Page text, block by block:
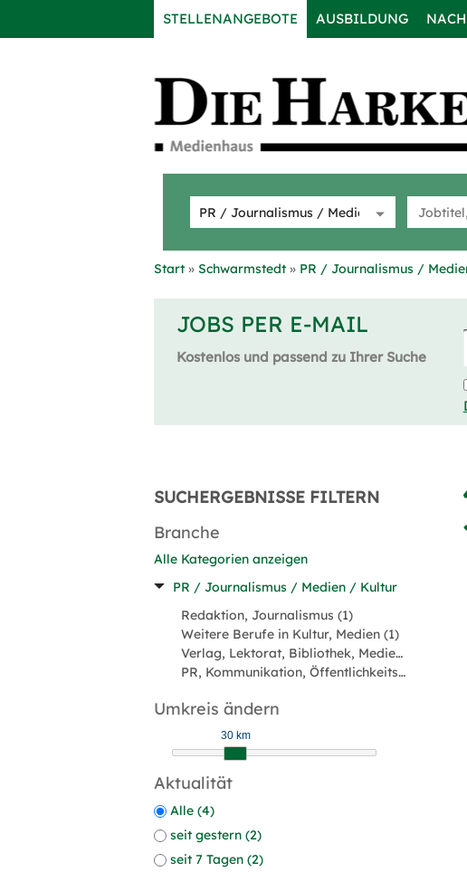
STELLENANGEBOTE AUSBILDUNG
Start Schwarmstedt PR / Journalismus /
JOBS PER E-MAIL
Kostenlos und passend zu Ihrer Suche
SUCHERGEBNISSE FILTERN
Branche
Alle Kategorien anzeigen
PR / Journalismus / Medien / Kultur
Redaktion, Journalismus (1)
Weitere Berufe in Kultur, Medien (1)
Verlag, Lektorat, Bibliothek, Medien (1)
PR, Kommunikation, Öffentlichkeitsarbeit (1)
Umkreis ändern
30 km
Aktualität
Alle (4)
seit gestern (2)
seit 7 Tagen (2)